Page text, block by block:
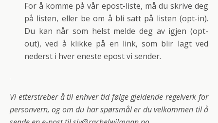
For å komme på vår epost-liste, må du skrive deg
på listen, eller be om å bli satt på listen (opt-in).
Du kan når som helst melde deg av igjen (opt-
out), ved å klikke på en link, som blir lagt ved
nederst i hver eneste epost vi sender.
Vi etterstreber å til enhver tid følge gjeldende regelverk for
personvern, og om du har spørsmål er du velkommen til å